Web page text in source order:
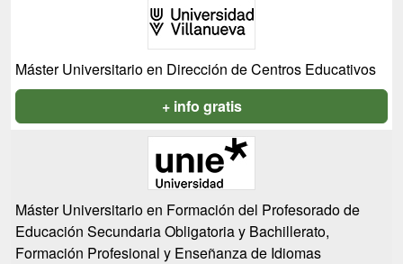
Máster Universitario en Dirección de Centros Educativos
+ info gratis
Máster Universitario en Formación del Profesorado de
Educación Secundaria Obligatoria y Bachillerato,
Formación Profesional y Enseñanza de Idiomas